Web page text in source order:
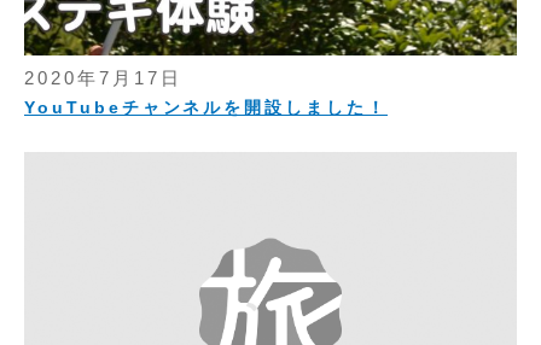
2020年7月17日
YouTubeチャンネルを開設しました！